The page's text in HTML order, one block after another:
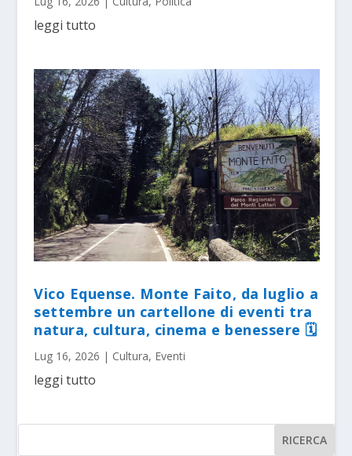
leggi tutto
Vico Equense. Monte Faito, da luglio a
settembre un cartellone di eventi tra
natura, cultura, cinema e benessere 🗓
Lug 16, 2026 | Cultura, Eventi
leggi tutto